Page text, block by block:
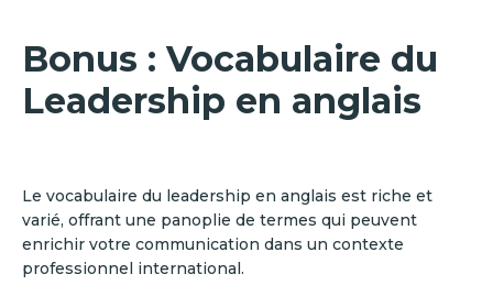
Bonus : Vocabulaire du
Leadership en anglais
Le vocabulaire du leadership en anglais est riche et
varié, offrant une panoplie de termes qui peuvent
enrichir votre communication dans un contexte
professionnel international.